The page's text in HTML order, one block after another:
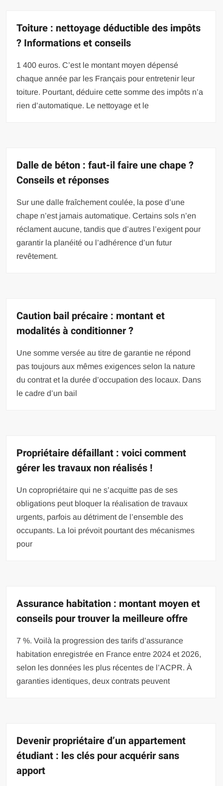
Toiture : nettoyage déductible des impôts
? Informations et conseils
1 400 euros. C’est le montant moyen dépensé
chaque année par les Français pour entretenir leur
toiture. Pourtant, déduire cette somme des impôts n’a
rien d’automatique. Le nettoyage et le
Dalle de béton : faut-il faire une chape ?
Conseils et réponses
Sur une dalle fraîchement coulée, la pose d’une
chape n’est jamais automatique. Certains sols n’en
réclament aucune, tandis que d’autres l’exigent pour
garantir la planéité ou l’adhérence d’un futur
revêtement.
Caution bail précaire : montant et
modalités à conditionner ?
Une somme versée au titre de garantie ne répond
pas toujours aux mêmes exigences selon la nature
du contrat et la durée d’occupation des locaux. Dans
le cadre d’un bail
Propriétaire défaillant : voici comment
gérer les travaux non réalisés !
Un copropriétaire qui ne s’acquitte pas de ses
obligations peut bloquer la réalisation de travaux
urgents, parfois au détriment de l’ensemble des
occupants. La loi prévoit pourtant des mécanismes
pour
Assurance habitation : montant moyen et
conseils pour trouver la meilleure offre
7 %. Voilà la progression des tarifs d’assurance
habitation enregistrée en France entre 2024 et 2026,
selon les données les plus récentes de l’ACPR. À
garanties identiques, deux contrats peuvent
Devenir propriétaire d’un appartement
étudiant : les clés pour acquérir sans
apport